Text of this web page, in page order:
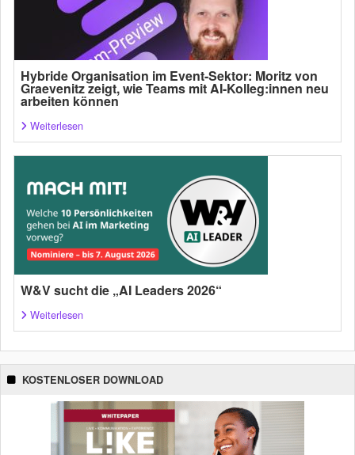
Hybride Organisation im Event-Sektor: Moritz von
Graevenitz zeigt, wie Teams mit AI-Kolleg:innen neu
arbeiten können
Weiterlesen
W&V sucht die „AI Leaders 2026“
Weiterlesen
KOSTENLOSER DOWNLOAD